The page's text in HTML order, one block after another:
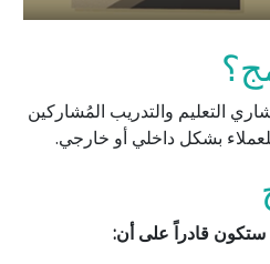
التعليم والتدريب المُشاركين
بشكل داخلي أو خارجي.
ستكون قادراً على أن: